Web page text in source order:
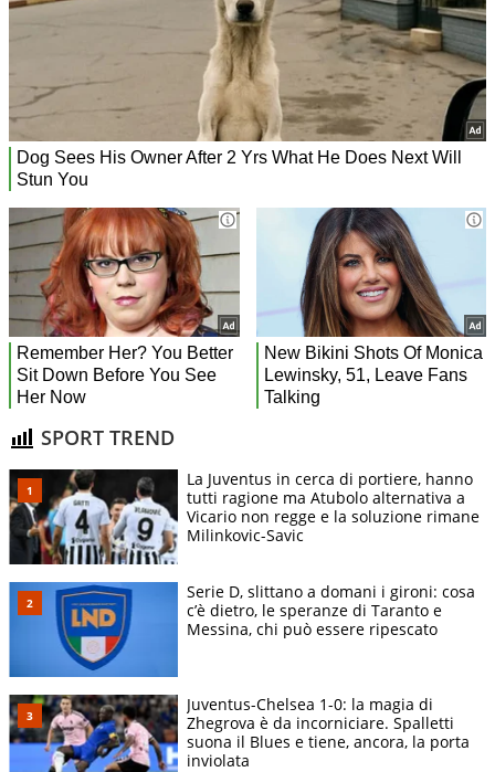
SPORT TREND
La Juventus in cerca di portiere, hanno
tutti ragione ma Atubolo alternativa a
Vicario non regge e la soluzione rimane
Milinkovic-Savic
Serie D, slittano a domani i gironi: cosa
c’è dietro, le speranze di Taranto e
Messina, chi può essere ripescato
Juventus-Chelsea 1-0: la magia di
Zhegrova è da incorniciare. Spalletti
suona il Blues e tiene, ancora, la porta
inviolata